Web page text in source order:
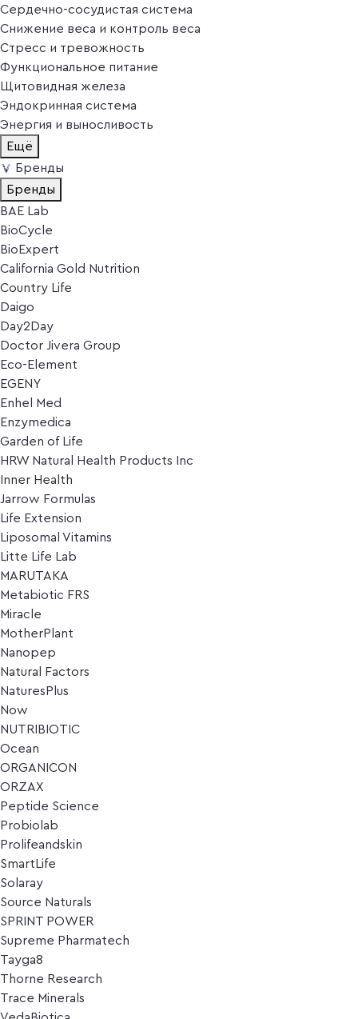
Сердечно-сосудистая система
Снижение веса и контроль веса
Стресс и тревожность
Функциональное питание
Щитовидная железа
Эндокринная система
Энергия и выносливость
Ещё
Бренды
Бренды
BAE Lab
BioCycle
BioExpert
California Gold Nutrition
Country Life
Daigo
Day2Day
Doctor Jivera Group
Eco-Element
EGENY
Enhel Med
Enzymedica
Garden of Life
HRW Natural Health Products Inc
Inner Health
Jarrow Formulas
Life Extension
Liposomal Vitamins
Litte Life Lab
MARUTAKA
Metabiotic FRS
Miracle
MotherPlant
Nanopep
Natural Factors
NaturesPlus
Now
NUTRIBIOTIC
Ocean
ORGANICON
ORZAX
Peptide Science
Probiolab
Prolifeandskin
SmartLife
Solaray
Source Naturals
SPRINT POWER
Supreme Pharmatech
Tayga8
Thorne Research
Trace Minerals